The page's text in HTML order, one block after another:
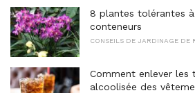
8 plantes tolérantes
conteneurs
CONSEILS DE JARDINAGE DE
Comment enlever les
alcoolisée des